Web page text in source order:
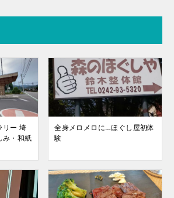
リー 埼
み・和紙
全身メロメロに…ほぐし屋初体
験